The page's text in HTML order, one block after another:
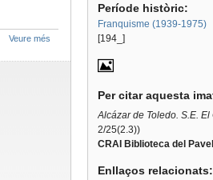
Període històric:
Franquisme (1939-1975)
[194_]
Per citar aquesta
Alcázar de Toledo. S.E.
2/25(2.3))
CRAI Biblioteca del
Enllaços
Veure més